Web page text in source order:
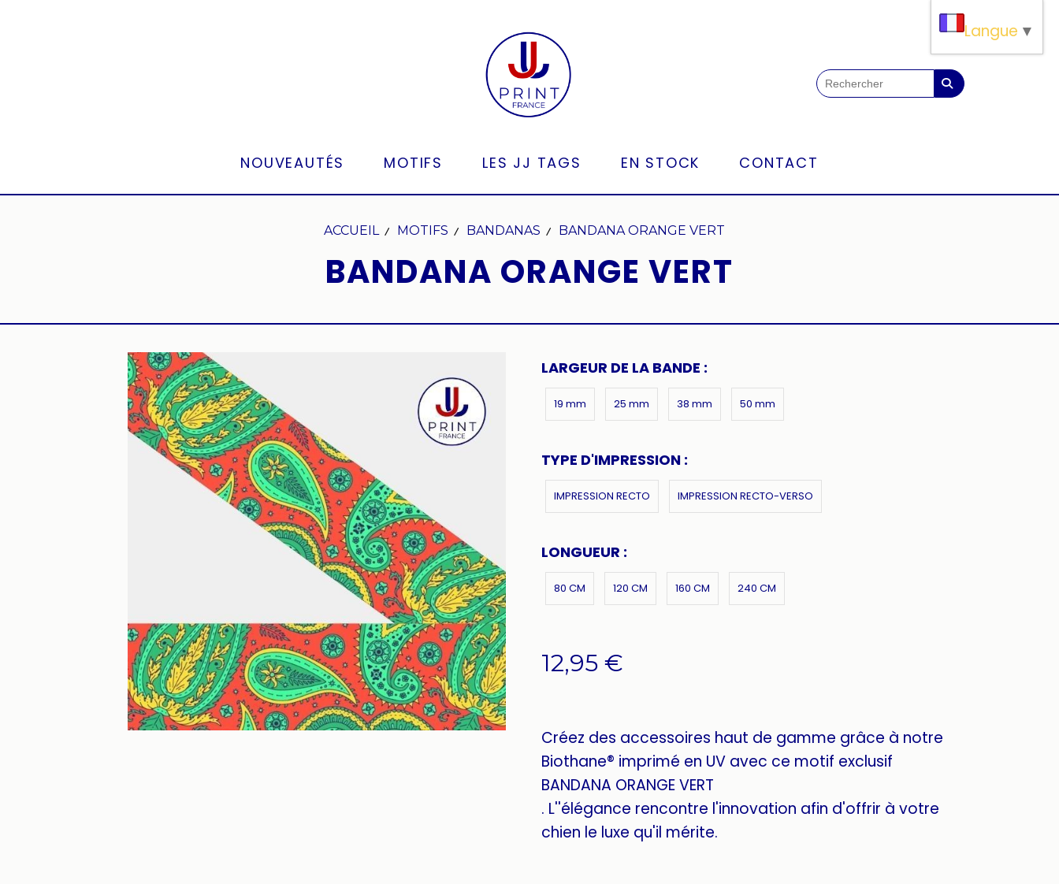
NOUVEAUTÉS MOTIFS LES JJ TAGS EN STOCK CONTACT
ACCUEIL MOTIFS BANDANAS BANDANA ORANGE VERT
BANDANA ORANGE VERT
LARGEUR DE LA BANDE :
19 mm 25 mm 38 mm 50 mm
TYPE D'IMPRESSION :
IMPRESSION RECTO IMPRESSION RECTO-VERSO
LONGUEUR :
80 CM 120 CM 160 CM 240 CM
12,95 €
Créez des accessoires haut de gamme grâce à notre
Biothane® imprimé en UV avec ce motif exclusif
BANDANA ORANGE VERT
. L''élégance rencontre l'innovation afin d'offrir à votre
chien le luxe qu'il mérite.
Langue ▼